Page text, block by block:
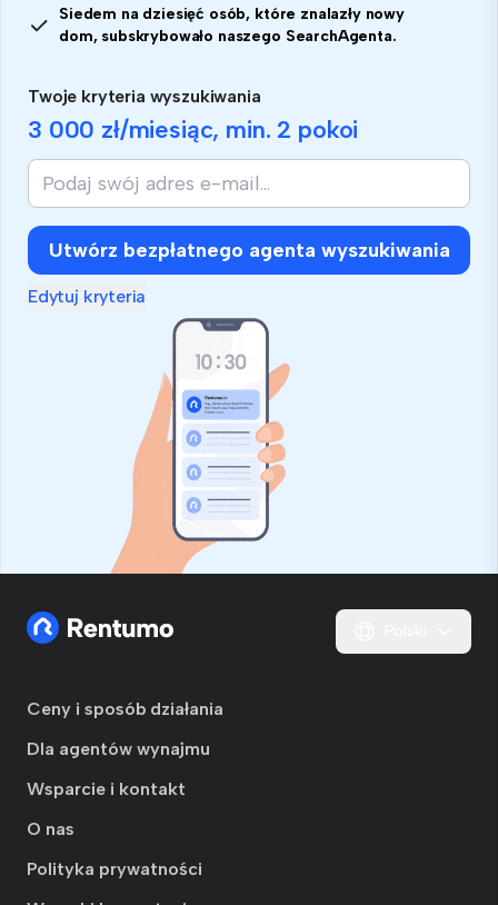
Siedem na dziesięć osób, które znalazły nowy
dom, subskrybowało naszego SearchAgenta.
Twoje kryteria wyszukiwania
3 000 zł/miesiąc, min. 2 pokoi
Utwórz bezpłatnego agenta wyszukiwania
Edytuj kryteria
Ceny i sposób działania
Dla agentów wynajmu
Wsparcie i kontakt
O nas
Polityka prywatności